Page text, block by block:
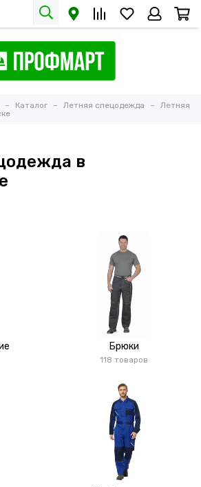
Каталог Летняя спецодежда
Летняя
в
Брюки
118 товаров